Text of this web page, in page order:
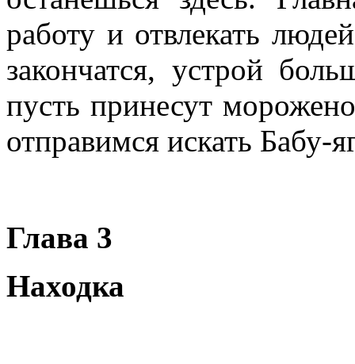
работу и отвлекать
закончатся, устрой
пусть принесут
отправимся искать Бабу-
Глава 3
Находка